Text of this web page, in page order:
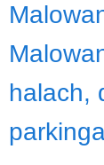
halach,